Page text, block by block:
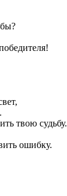
твою судьбу.
ошибку.